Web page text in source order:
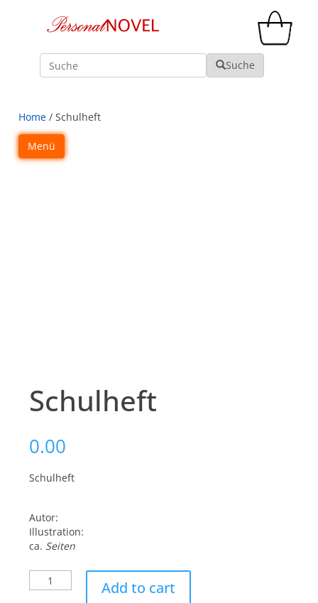
Suche Suche
Home / Schulheft
Menü
Schulheft
0.00
Schulheft
Autor:
Illustration:
ca. Seiten
Schulheft
quantity
Add to cart